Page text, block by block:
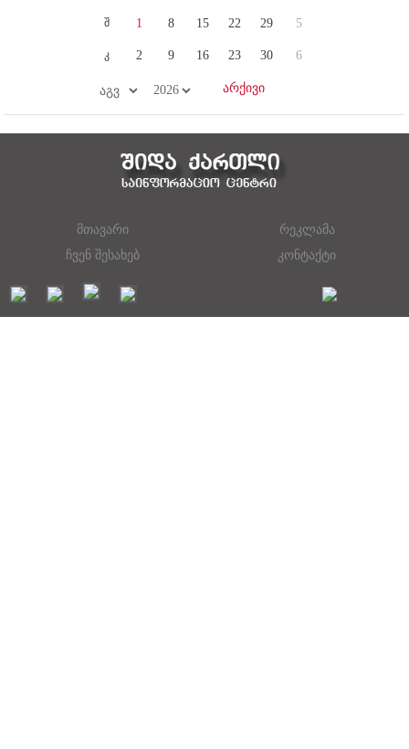
შ
კ
1
2
8
9
15
16
22
23
29
30
5
6
მთავარი
რეკლამა
ჩვენ შესახებ
კონტაქტი